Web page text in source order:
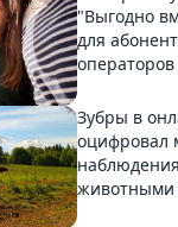
"Выгодно
для
операторов
Зубры в
оцифровал
животными